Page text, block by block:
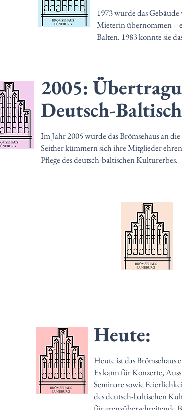
1973 wurde das
Mieterin übernommen –
Balten. 1983 konnte sie
2005:
Deutsch-
Im Jahr 2005 wurde das Brömsehaus an
Seither kümmern sich ihre Mitglieder
Pflege des deutsch-baltischen Kulturerbes.
Heute:
Heute ist das
Es kann für Konzerte,
Seminare sowie
des deutsch-baltischen